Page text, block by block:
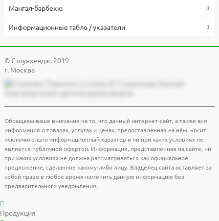
Мангал-барбекю
Информационные табло / указатели
© Cтоунхендж, 2019
г. Москва
Обращаем ваше внимание на то, что данный интернет-сайт, а также вся
информация о товарах, услугах и ценах, предоставленная на нём, носит
исключительно информационный характер и ни при каких условиях не
является публичной офертой. Информация, представленная на сайте, ни
при каких условиях не должна рассматриваться как официальное
предложение, сделанное какому-либо лицу. Владелец сайта оставляет за
собой право в любое время изменить данную информацию без
предварительного уведомления.
Продукция